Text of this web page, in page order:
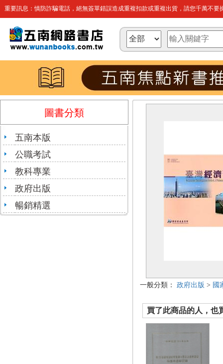
重要訊息：慎防詐騙電話，絕無簽單錯誤造成重複扣款或重複出貨，請您千萬不要
圖書分類
五南本版
公職考試
教科專業
政府出版
暢銷精選
一般分類： 政府出版 > 國
買了此商品的人，也